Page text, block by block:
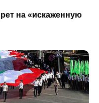
на «искаженную